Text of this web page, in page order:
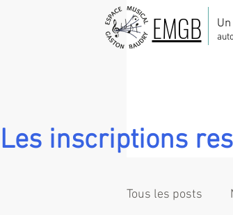
EMGB
Les inscriptions
Tous les posts